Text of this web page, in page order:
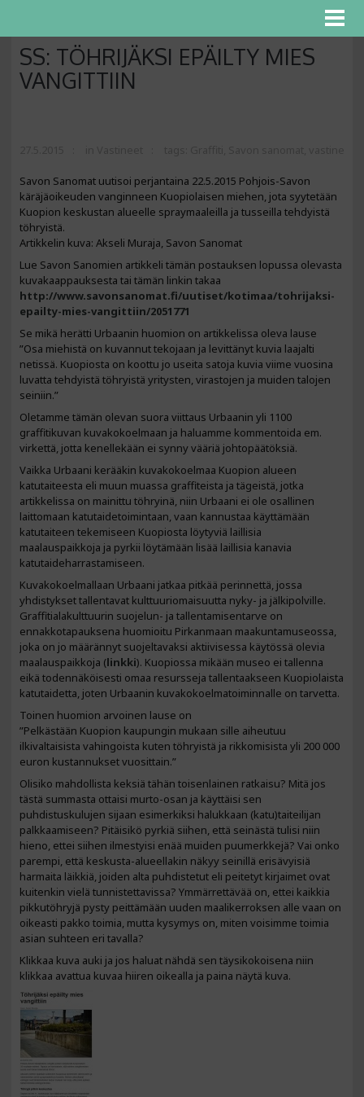
SS: TÖHRIJÄKSI EPÄILTY MIES
VANGITTIIN
Savon Sanomat uutisoi perjantaina 22.5.2015 Pohjois-Savon
käräjäoikeuden vanginneen Kuopiolaisen miehen, jota syytetään
Kuopion keskustan alueelle spraymaaleilla ja tusseilla tehdyistä
töhryistä.
Artikkelin kuva: Akseli Muraja, Savon Sanomat
Lue Savon Sanomien artikkeli tämän postauksen lopussa olevasta
kuvakaappauksesta tai tämän linkin takaa
http://www.savonsanomat.fi/uutiset/kotimaa/tohrijaksi-
epailty-mies-vangittiin/2051771
Se mikä herätti Urbaanin huomion on artikkelissa oleva lause
”Osa miehistä on kuvannut tekojaan ja levittänyt kuvia laajalti
netissä. Kuopiosta on koottu jo useita satoja kuvia viime vuosina
luvatta tehdyistä töhryistä yritysten, virastojen ja muiden talojen
seiniin.”
Oletamme tämän olevan suora viittaus Urbaanin yli 1100
graffitikuvan kuvakokoelmaan ja haluamme kommentoida em.
virkettä, jotta kenellekään ei synny vääriä johtopäätöksiä.
Vaikka Urbaani kerääkin kuvakokoelmaa Kuopion alueen
katutaiteesta eli muun muassa graffiteista ja tägeistä, jotka
artikkelissa on mainittu töhryinä, niin Urbaani ei ole osallinen
laittomaan katutaidetoimintaan, vaan kannustaa käyttämään
katutaiteen tekemiseen Kuopiosta löytyviä laillisia
maalauspaikkoja ja pyrkii löytämään lisää laillisia kanavia
katutaideharrastamiseen.
Kuvakokoelmallaan Urbaani jatkaa pitkää perinnettä, jossa
yhdistykset tallentavat kulttuuriomaisuutta nyky- ja jälkipolville.
Graffitialakulttuurin suojelun- ja tallentamisentarve on
ennakkotapauksena huomioitu Pirkanmaan maakuntamuseossa,
joka on jo määrännyt suojeltavaksi aktiivisessa käytössä olevia
maalauspaikkoja (linkki). Kuopiossa mikään museo ei tallenna
eikä todennäköisesti omaa resursseja tallentaakseen Kuopiolaista
katutaidetta, joten Urbaanin kuvakokoelmatoiminnalle on tarvetta.
Toinen huomion arvoinen lause on
”Pelkästään Kuopion kaupungin mukaan sille aiheutuu
ilkivaltaisista vahingoista kuten töhryistä ja rikkomisista yli 200 000
euron kustannukset vuosittain.”
Olisiko mahdollista keksiä tähän toisenlainen ratkaisu? Mitä jos
tästä summasta ottaisi murto-osan ja käyttäisi sen
puhdistuskulujen sijaan esimerkiksi halukkaan (katu)taiteilijan
palkkaamiseen? Pitäisikö pyrkiä siihen, että seinästä tulisi niin
hieno, ettei siihen ilmestyisi enää muiden puumerkkejä? Vai onko
parempi, että keskusta-alueellakin näkyy seinillä erisävyisiä
harmaita läikkiä, joiden alta puhdistetut eli peitetyt kirjaimet ovat
kuitenkin vielä tunnistettavissa? Ymmärrettävää on, ettei kaikkia
pikkutöhryjä pysty peittämään uuden maalikerroksen alle vaan on
oikeasti pakko toimia, mutta kysymys on, miten voisimme toimia
asian suhteen eri tavalla?
Klikkaa kuva auki ja jos haluat nähdä sen täysikokoisena niin
klikkaa avattua kuvaa hiiren oikealla ja paina näytä kuva.